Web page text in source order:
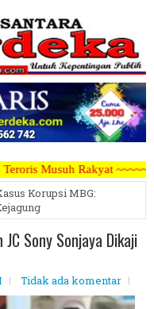
Kami Menerima
Korupsi MBG:
Sony Sonjaya Dikaji
Tidak ada komentar